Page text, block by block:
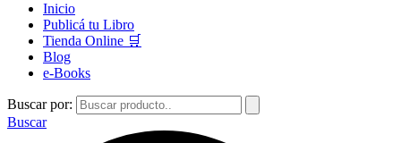
Inicio
Publicá tu Libro
Tienda Online 🛒
Blog
e-Books
Buscar por:
Buscar